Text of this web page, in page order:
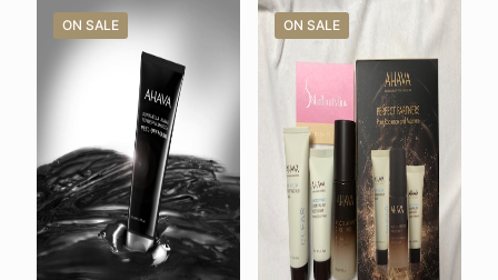
ON SALE ON SALE